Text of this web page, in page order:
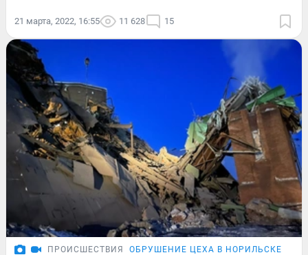
21 марта, 2022, 16:55 11 628 15
ПРОИСШЕСТВИЯ ОБРУШЕНИЕ ЦЕХА В НОРИЛЬСКЕ